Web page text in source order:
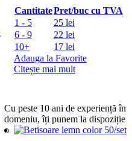
CantitatePret/buc cu TVA
1 - 5
25 lei
6 - 9
22 lei
10+
17 lei
Adauga la Favorite
Citește mai mult
Cu peste 10 ani de experiență în
domeniu, îți punem la dispoziție
o